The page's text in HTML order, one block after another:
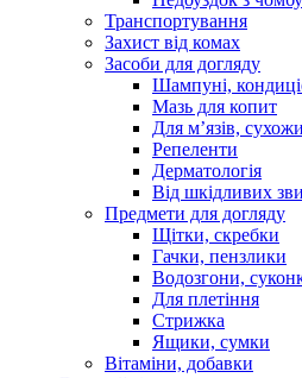
Транспортування
Захист від комах
Засоби для догляду
Шампуні,
Мазь для копит
Для м’язів,
Репеленти
Дерматологія
Від шкідливих
Предмети для догляду
Щітки, скребки
Гачки, пензлики
Водозгони,
Для плетіння
Стрижка
Ящики, сумки
Вітаміни, добавки